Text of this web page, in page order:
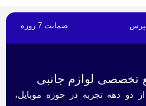
ضمانت 7 روزه
تخصصی لوازم جانبی
دو دهه تجربه در حوزه موبایل،